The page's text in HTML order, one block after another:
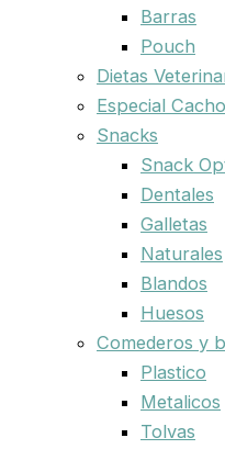
Barras
Pouch
Dietas
Especial
Snacks
Snack
Dentales
Galletas
Naturales
Blandos
Huesos
Comederos y
Plastico
Metalicos
Tolvas